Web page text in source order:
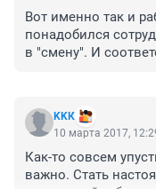
Вот именно так и
понадобился
в "смену". И
Попытались и с
Поругались с
Постепенно
проблем "всей
"одноразовые",
Самое что
KKК
10 марта 2017,
Как-то совсем
важно. Стать